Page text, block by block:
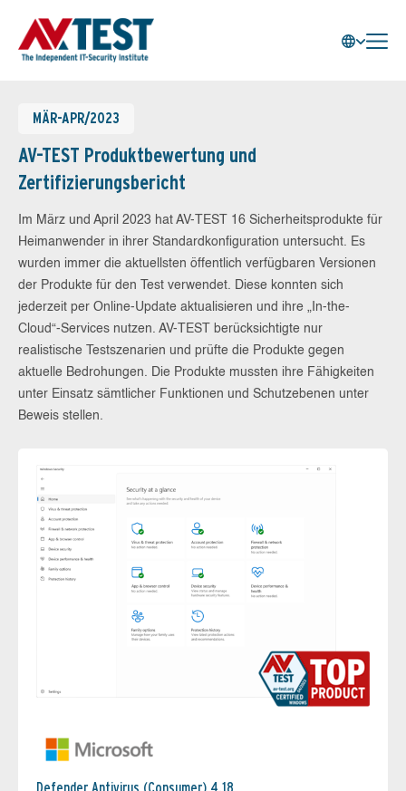
MÄR-APR/2023
AV-TEST Produktbewertung und
Zertifizierungsbericht
Im März und April 2023 hat AV-TEST 16 Sicherheitsprodukte für
Heimanwender in ihrer Standardkonfiguration untersucht. Es
wurden immer die aktuellsten öffentlich verfügbaren Versionen
der Produkte für den Test verwendet. Diese konnten sich
jederzeit per Online-Update aktualisieren und ihre „In-the-
Cloud“-Services nutzen. AV-TEST berücksichtigte nur
realistische Testszenarien und prüfte die Produkte gegen
aktuelle Bedrohungen. Die Produkte mussten ihre Fähigkeiten
unter Einsatz sämtlicher Funktionen und Schutzebenen unter
Beweis stellen.